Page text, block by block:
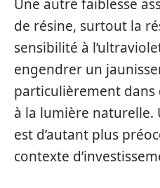
Une autre faiblesse
de résine, surtout la
sensibilité à
engendrer un
particulièrement dans
à la lumière
est d’autant plus
contexte